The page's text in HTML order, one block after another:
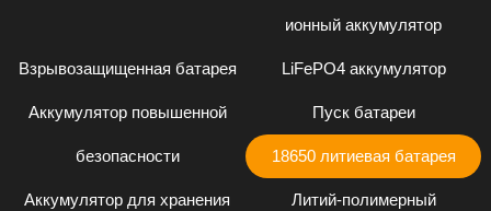
ионный аккумулятор
Взрывозащищенная батарея LiFePO4 аккумулятор
Аккумулятор повышенной
безопасности
Пуск батареи
18650 литиевая батарея
Аккумулятор для хранения Литий-полимерный